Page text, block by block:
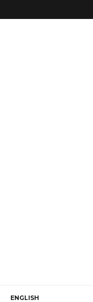
ENGLISH